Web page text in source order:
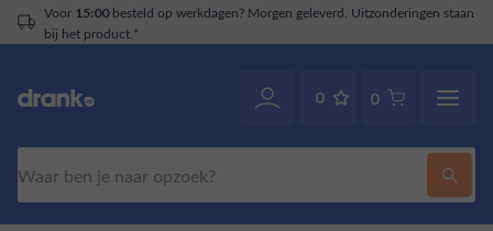
Voor 15:00besteld op werkdagen? Morgen geleverd. Uitzonderingen staan
bij het product.*
0 0